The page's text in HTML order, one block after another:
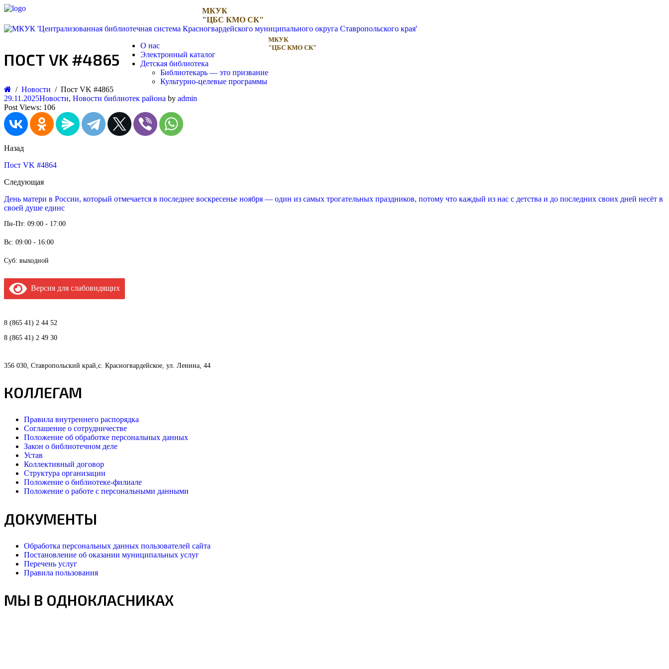
МКУК
"ЦБС КМО СК"
МКУК
"ЦБС КМО СК"
О нас
Электронный каталог
Детская библиотека
Библиотекарь — это призвание
Культурно-целевые программы
ПОСТ VK #4865
Новости
Пост VK #4865
29.11.2025Новости, Новости библиотек района by admin
Post Views: 106
Назад
Пост VK #4864
Следующая
День матери в России, который отмечается в последнее воскресенье ноября — один из самых трогательных праздников, потому что каждый из нас с детства и до​ последних своих​ дней несёт в
своей душе единс
Пн-Пт: 09:00 - 17:00
Вс: 09:00 - 16:00
Суб: выходной
Версия для слабовидящих
8 (865 41) 2 44 52
8 (865 41) 2 49 30
356 030, Ставропольский край,с. Красногвардейское, ул. Ленина, 44
КОЛЛЕГАМ
Правила внутреннего распорядка
Соглашение о сотрудничестве
Положение об обработке персональных данных
Закон о библиотечном деле
Устав
Коллективный договор
Структура организации
Положение о библиотеке-филиале
Положение о работе с персональными данными
ДОКУМЕНТЫ
Обработка персональных данных пользователей сайта
Постановление об оказании муниципальных услуг
Перечень услуг
Правила пользования
МЫ В ОДНОКЛАСНИКАХ